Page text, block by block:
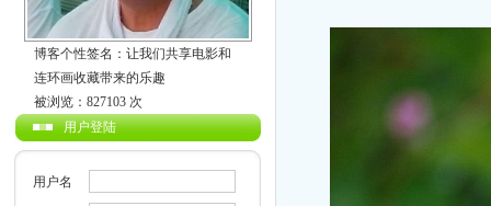
博客个性签名：让我们共享电影和
连环画收藏带来的乐趣
被浏览：827103 次
用户登陆
用户名